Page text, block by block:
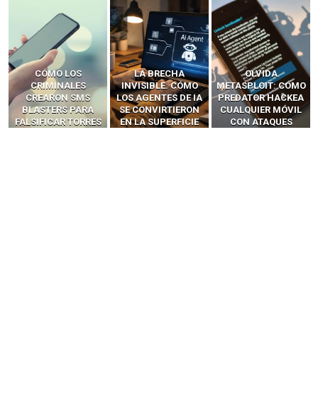
LA BRECHA
INVISIBLE: CÓMO
LOS AGENTES DE IA
SE CONVIRTIERON
EN LA SUPERFICIE
OLVIDA
METASPLOIT: CÓMO
PREDATOR HACKEA
CUALQUIER MÓVIL
CON ATAQUES
CÓMO LOS HACKERS
INTERCEPTAN OTPS
Y LLAMADAS
MÓVILES SIN
‘HACKEAR’ — EL